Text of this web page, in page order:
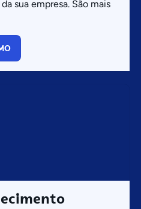
sua empresa. São mais